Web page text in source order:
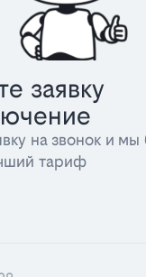
заявку
на звонок и
тариф